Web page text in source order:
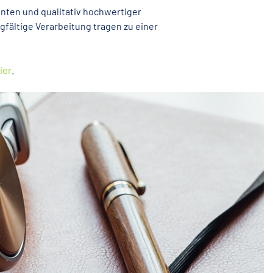
und qualitativ hochwertiger
Verarbeitung tragen zu einer